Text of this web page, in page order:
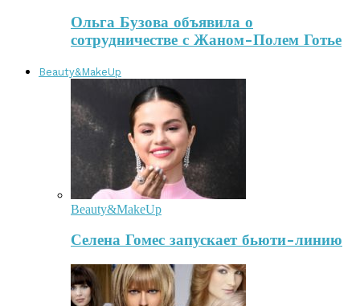
Ольга Бузова объявила о
сотрудничестве с Жаном-Полем Готье
Beauty&MakeUp
Beauty&MakeUp
Селена Гомес запускает бьюти-линию